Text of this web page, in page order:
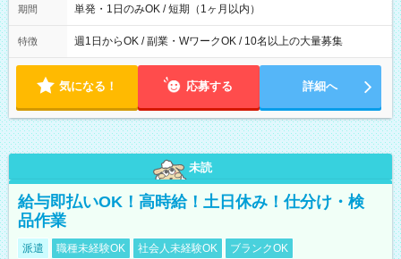
期間 単発・1日のみOK / 短期（1ヶ月以内）
特徴 週1日からOK / 副業・WワークOK / 10名以上の大量募集
気になる！ 応募する 詳細へ
未読
給与即払いOK！高時給！土日休み！仕分け・検
品作業
派遣 職種未経験OK 社会人未経験OK ブランクOK